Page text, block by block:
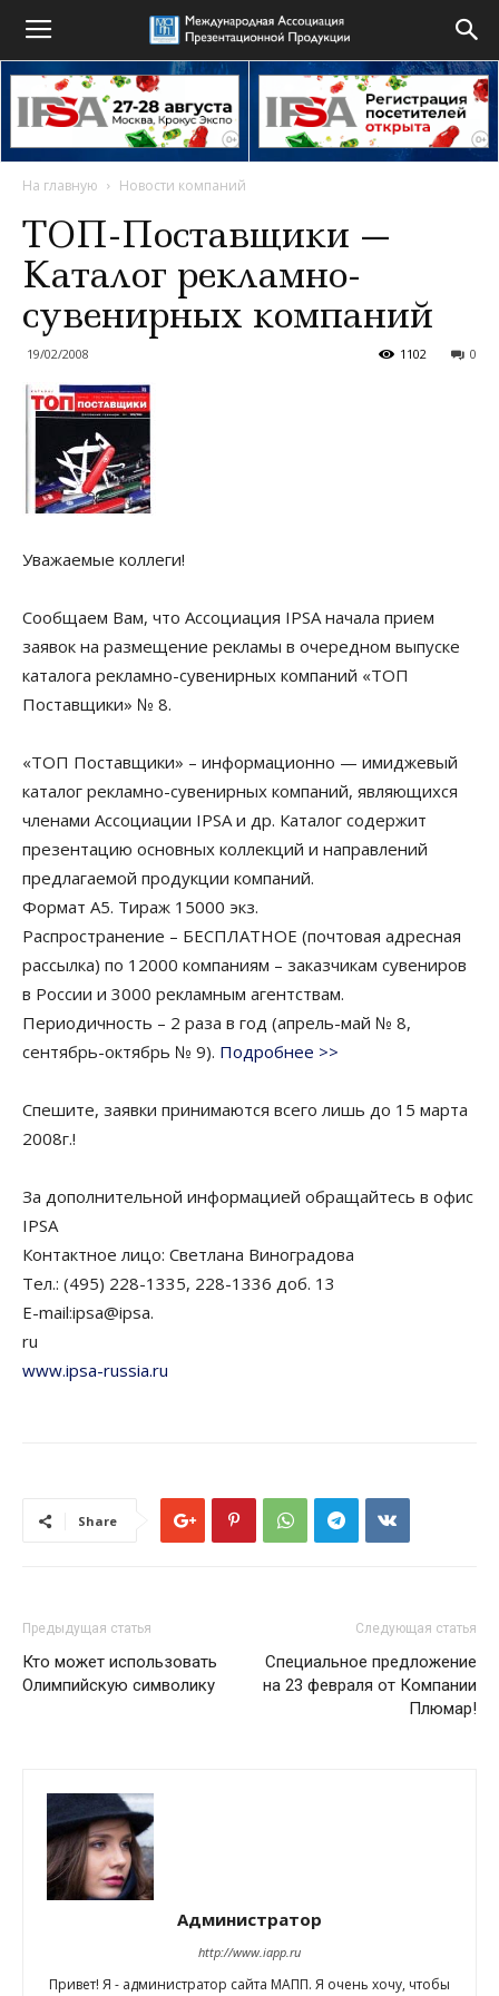
На главную Новости компаний
ТОП-Поставщики —
Каталог рекламно-
сувенирных компаний
19/02/2008 0
1102
Уважаемые коллеги!
Сообщаем Вам, что Ассоциация IPSA начала прием
заявок на размещение рекламы в очередном выпуске
каталога рекламно-сувенирных компаний «ТОП
Поставщики» № 8.
«ТОП Поставщики» – информационно — имиджевый
каталог рекламно-сувенирных компаний, являющихся
членами Ассоциации IPSA и др. Каталог содержит
презентацию основных коллекций и направлений
предлагаемой продукции компаний.
Формат А5. Тираж 15000 экз.
Распространение – БЕСПЛАТНОЕ (почтовая адресная
рассылка) по 12000 компаниям – заказчикам сувениров
в России и 3000 рекламным агентствам.
Периодичность – 2 раза в год (апрель-май № 8,
сентябрь-октябрь № 9). Подробнее >>
Спешите, заявки принимаются всего лишь до 15 марта
2008г.!
За дополнительной информацией обращайтесь в офис
IPSA
Контактное лицо: Светлана Виноградова
Тел.: (495) 228-1335, 228-1336 доб. 13
E-mail:ipsa@ipsa.
ru
www.ipsa-russia.ru
Share
Предыдущая статья
Кто может использовать
Олимпийскую символику
Следующая статья
Специальное предложение
на 23 февраля от Компании
Плюмар!
Администратор
http://www.iapp.ru
Привет! Я - администратор сайта МАПП. Я очень хочу, чтобы